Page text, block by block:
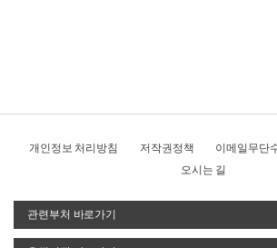
개인정보 처리방침 저작권정책 이메일무단
오시는 길